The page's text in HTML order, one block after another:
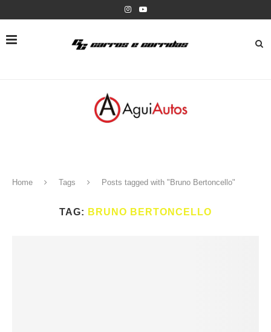
Home Tags Posts tagged with "Bruno Bertoncello"
TAG: BRUNO BERTONCELLO